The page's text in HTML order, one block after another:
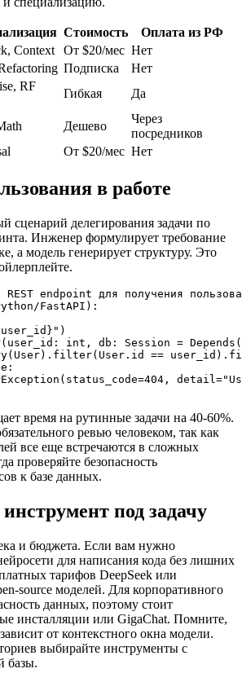
Стоимость
Оплата из РФ
Context От $20/мес Нет
Подписка
Нет
RF
Гибкая Да
Дешево
Через
посредников
От $20/мес Нет
в работе
сценарий делегирования задачи по
Инженер формулирует требование
а модель генерирует структуру. Это
endpoint для получения
FastAPI):
int, db: Session =
==
время на рутинные задачи на 40-60%.
ревью человеком, так как
все еще встречаются в сложных
проверяйте безопасность
к базе данных.
под задачу
и бюджета. Если вам нужно
для написания кода без лишних
тарифов DeepSeek или
source моделей. Для корпоративного
данных, поэтому стоит
инсталляции или GigaChat. Помните,
от контекстного окна модели.
выбирайте инструменты с
базы.